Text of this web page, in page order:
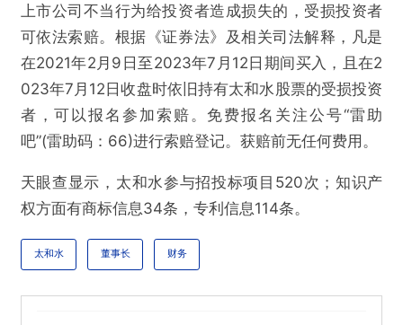
提交
上市公司不当行为给投资者造成损失的，受损投资者
可依法索赔。根据《证券法》及相关司法解释，凡是
在2021年2月9日至2023年7月12日期间买入，且在2
023年7月12日收盘时依旧持有太和水股票的受损投资
者，可以报名参加索赔。免费报名关注公号“雷助
吧”(雷助码：66)进行索赔登记。获赔前无任何费用。
天眼查显示，太和水参与招投标项目520次；知识产
权方面有商标信息34条，专利信息114条。
太和水 董事长 财务